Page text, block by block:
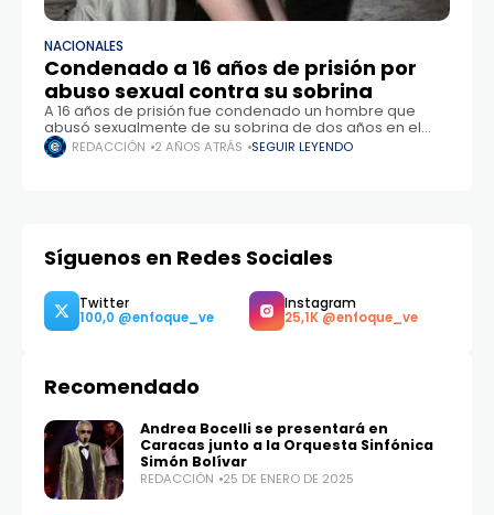
NACIONALES
Condenado a 16 años de prisión por
abuso sexual contra su sobrina
A 16 años de prisión fue condenado un hombre que
abusó sexualmente de su sobrina de dos años en el
municipio Aragua, estado Anzoátegui. El condenado
responde al nombre de
REDACCIÓN 2 AÑOS ATRÁS SEGUIR LEYENDO
Síguenos en Redes Sociales
Twitter
Recomendado
Andrea Bocelli se presentará en
Caracas junto a la Orquesta Sinfónica
Simón Bolívar
REDACCIÓN 25 DE ENERO DE 2025